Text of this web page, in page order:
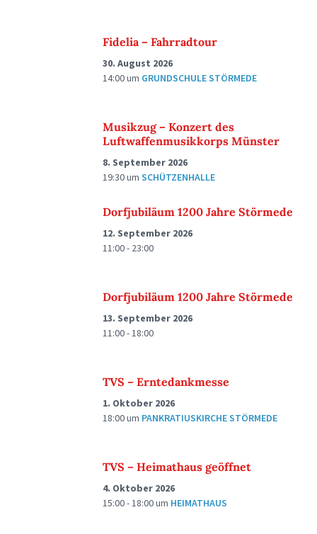
Fidelia – Fahrradtour
30. August 2026
14:00um GRUNDSCHULE STÖRMEDE
Musikzug – Konzert des
Luftwaffenmusikkorps Münster
8. September 2026
19:30um SCHÜTZENHALLE
Dorfjubiläum 1200 Jahre Störmede
12. September 2026
11:00 - 23:00
Dorfjubiläum 1200 Jahre Störmede
13. September 2026
11:00 - 18:00
TVS – Erntedankmesse
1. Oktober 2026
18:00um PANKRATIUSKIRCHE STÖRMEDE
TVS – Heimathaus geöffnet
4. Oktober 2026
15:00 - 18:00um HEIMATHAUS